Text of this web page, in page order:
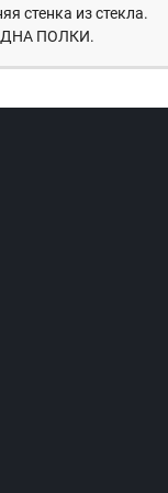
стенка из стекла.
ДНА ПОЛКИ.